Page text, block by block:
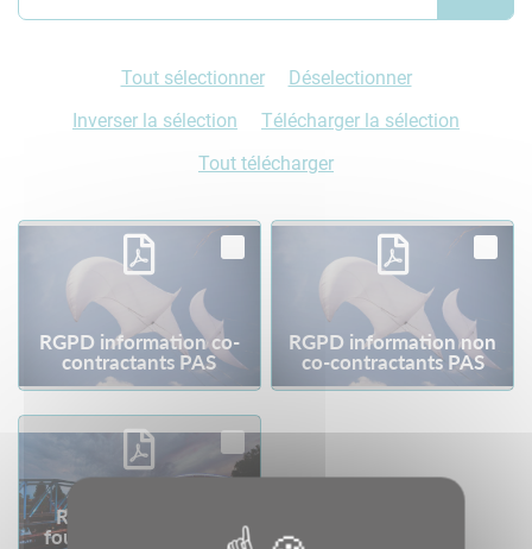
Tout sélectionner
Déselectionner
Inverser la sélection
Télécharger la sélection
Tout télécharger
RGPD information co-
contractants PAS
RGPD information non
co-contractants PAS
RGPD information
fournisseurs contacts